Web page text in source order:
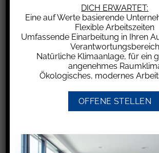
Mittlerweile werden bei
Festivals häufig „Cashless“-
verwendet, um den Kauf von Speisen,
Getränken, Merchandise oder
zu erleichtern. Der Ablauf ist
• Besucher erhalten beim Eintritt
• Während der Veranstaltung kann
Verkaufsständen und Bars durch
DICH ERWARTET:
Eine auf Werte basierende
Flexible Arbeitszeiten
Umfassende Einarbeitung in Ihren
Verantwortungsbereich
Natürliche Klimaanlage, für ein
angenehmes
Ökologisches, modernes
OFFENE STELLEN